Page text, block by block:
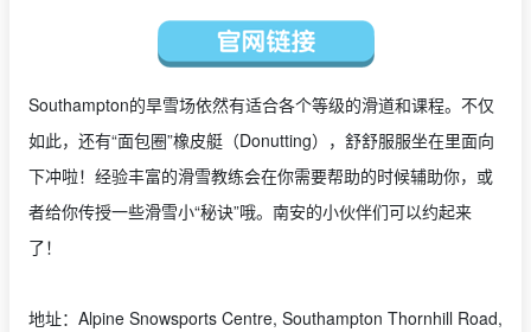
Southampton的旱雪场依然有适合各个等级的滑道和课程。不仅
如此，还有“面包圈”橡皮艇（Donutting），舒舒服服坐在里面向
下冲啦！经验丰富的滑雪教练会在你需要帮助的时候辅助你，或
者给你传授一些滑雪小“秘诀”哦。南安的小伙伴们可以约起来
了！
地址：Alpine Snowsports Centre, Southampton Thornhill Road,